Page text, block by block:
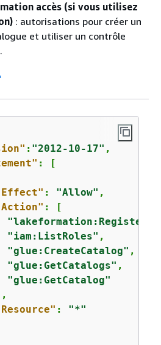
accès (si vous utilisez
: autorisations pour créer un
et utiliser un contrôle
: "2012-10-17" ,
: [
: "Allow" ,
: [
"iam:ListRoles" ,
"glue:CreateCatalog" ,
"glue:GetCatalogs" ,
"glue:GetCatalog"
: "*"